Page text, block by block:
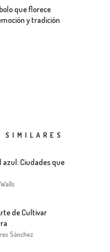
que florece
y tradición
SIMILARES
azul: Ciudades que
de Cultivar
Sánchez